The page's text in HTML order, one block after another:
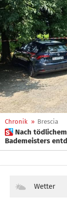
Chronik » Brescia
 Nach tödlichem Badeunfall eines Kindes: Leiche des
Bademeisters
Wetter